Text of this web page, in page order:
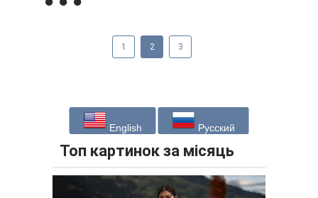
1 2 3
English Русский
Топ картинок за місяць